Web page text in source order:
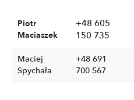
Piotr
Maciaszek
+48 605
150 735
Maciej
Spychała
+48 691
700 567